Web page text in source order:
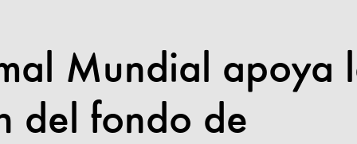
Mundial apoya
del fondo de